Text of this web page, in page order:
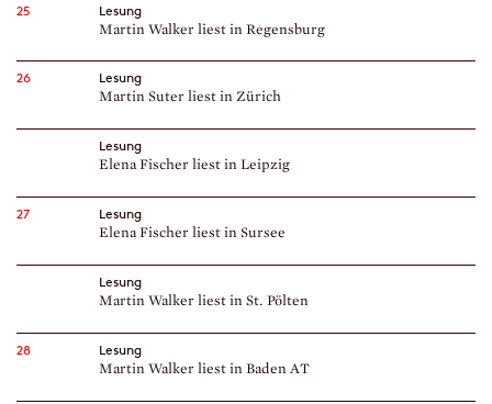
25
Lesung
Martin Walker liest in Regensburg
26
Lesung
Martin Suter liest in Zürich
Lesung
Elena Fischer liest in Leipzig
27
Lesung
Elena Fischer liest in Sursee
Lesung
Martin Walker liest in St. Pölten
28
Lesung
Martin Walker liest in Baden AT